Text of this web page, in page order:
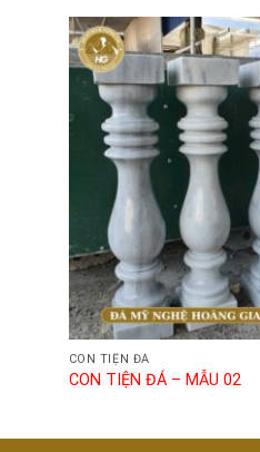
CON TIỆN ĐÁ
CON TIỆN ĐÁ – MẪU 02